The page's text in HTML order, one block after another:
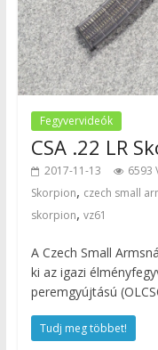
Fegyvervideók
CSA .22 LR
2017-11-13 6593
Skorpion, czech small
skorpion, vz61
A Czech Small
ki az igazi
peremgyújtású
Tudj meg többet!